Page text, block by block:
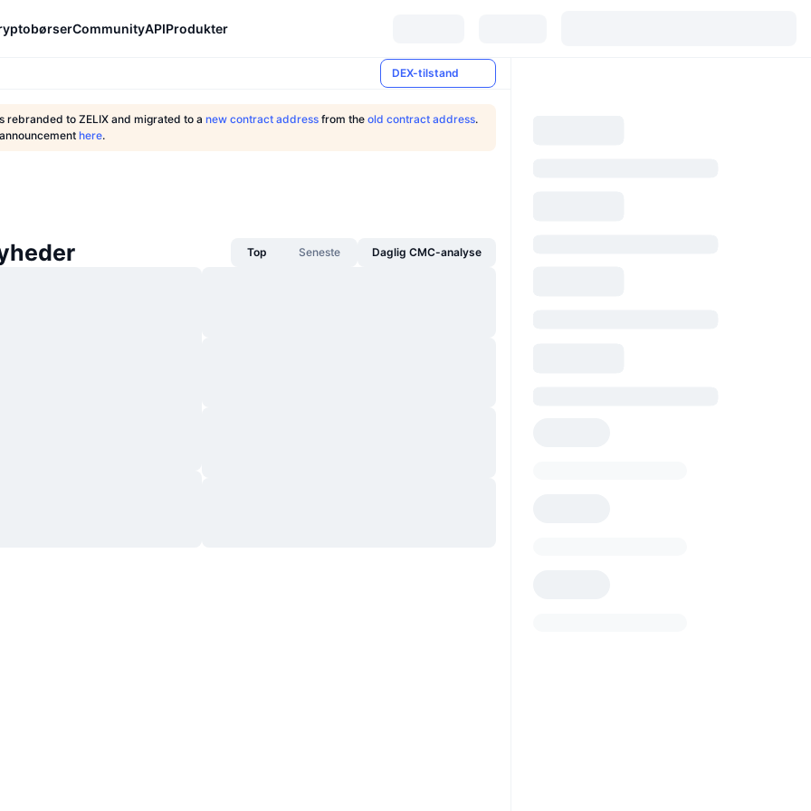
CommunityAPIProdukter
DEX-tilstand
rebranded to ZELIX and migrated to a new contract address from the old contract address.
here.
Top Seneste Daglig CMC-analyse